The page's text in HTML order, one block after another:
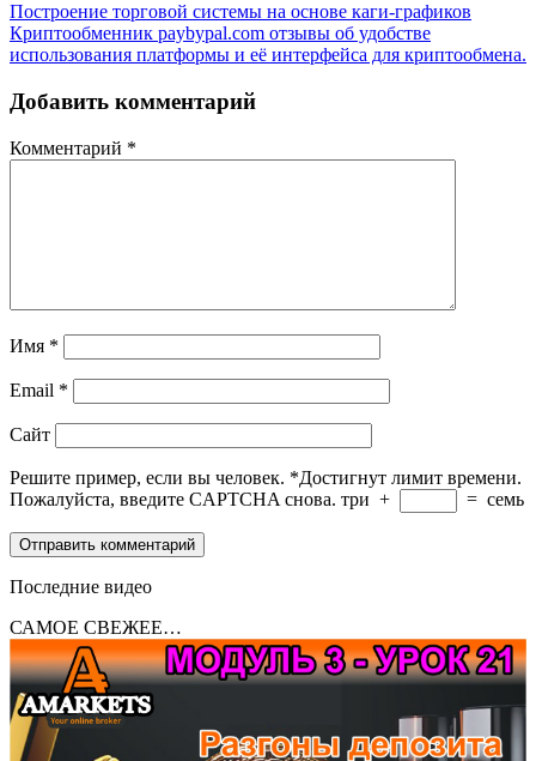
Построение торговой системы на основе каги-графиков
Криптообменник paybypal.com отзывы об удобстве
использования платформы и её интерфейса для криптообмена.
Добавить комментарий
Комментарий *
Имя *
Email *
Сайт
Решите пример, если вы человек. *Достигнут лимит времени.
Пожалуйста, введите CAPTCHA снова. три + = семь
Последние видео
САМОЕ СВЕЖЕЕ…